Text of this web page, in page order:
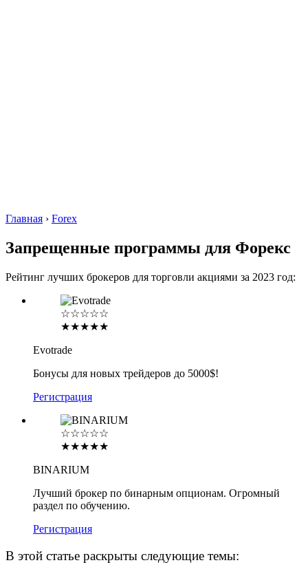
Главная › Forex
Запрещенные программы для Форекс
Рейтинг лучших брокеров для торговли акциями за 2023 год:
☆☆☆☆☆
★★★★★
Evotrade
Бонусы для новых трейдеров до 5000$!
Регистрация
☆☆☆☆☆
★★★★★
BINARIUM
Лучший брокер по бинарным опционам. Огромный
раздел по обучению.
Регистрация
В этой статье раскрыты следующие темы: